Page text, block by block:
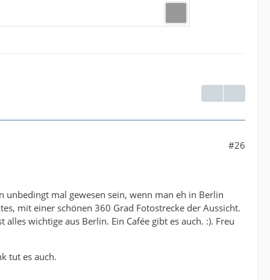
#26
mal gewesen sein, wenn man eh in Berlin
mit einer schönen 360 Grad Fotostrecke der Aussicht.
wichtige aus Berlin. Ein Cafée gibt es auch. :). Freu
tut es auch.